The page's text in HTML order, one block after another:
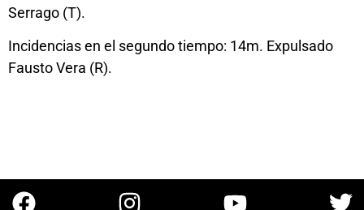
Serrago (T).
Incidencias en el segundo tiempo: 14m. Expulsado
Fausto Vera (R).